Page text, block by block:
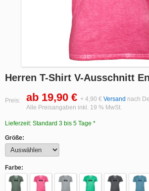
Herren T-Shirt V-Ausschnitt
Preis: ab 19,90 € + 4,90 € Versand nach
Alle Preisangaben inkl. 19 % MwSt.
Lieferzeit: Standard 3 bis 5 Tage *
Größe:
Farbe: